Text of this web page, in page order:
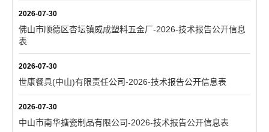
2026-07-30
佛山市顺德区杏坛镇威成塑料五金厂-2026-技术报告公开信息
表
2026-07-30
世康餐具(中山)有限责任公司-2026-技术报告公开信息表
2026-07-30
中山市南华搪瓷制品有限公司-2026-技术报告公开信息表